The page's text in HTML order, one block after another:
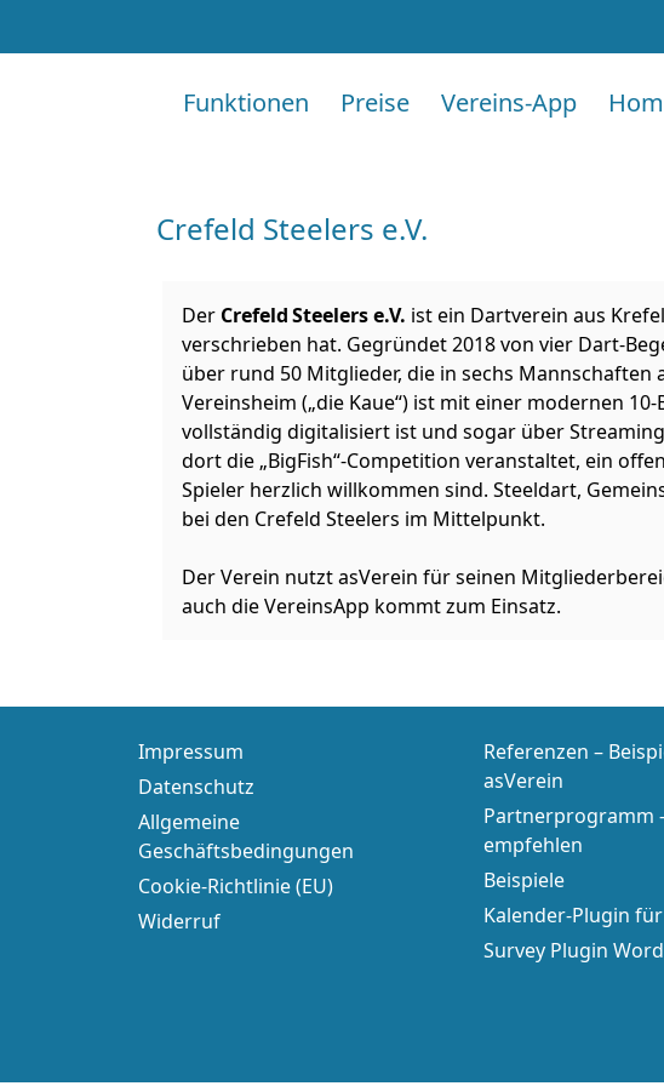
Funktionen Preise Vereins-App
Crefeld Steelers e.V.
Der Crefeld Steelers e.V. ist ein Dartverein aus
verschrieben hat. Gegründet 2018 von vier
über rund 50 Mitglieder, die in sechs
Vereinsheim („die Kaue“) ist mit einer modernen
vollständig digitalisiert ist und sogar über
dort die „BigFish“-Competition veranstaltet, ein
Spieler herzlich willkommen sind. Steeldart,
bei den Crefeld Steelers im Mittelpunkt.
Der Verein nutzt asVerein für seinen
auch die VereinsApp kommt zum Einsatz.
Impressum
Datenschutz
Allgemeine
Geschäftsbedingungen
Cookie-Richtlinie (EU)
Widerruf
Referenzen –
asVerein
Partnerprogramm
empfehlen
Beispiele
Kalender-Plugin
Survey Plugin